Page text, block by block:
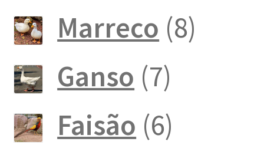
Marreco 88
Ganso 77
Faisão 66